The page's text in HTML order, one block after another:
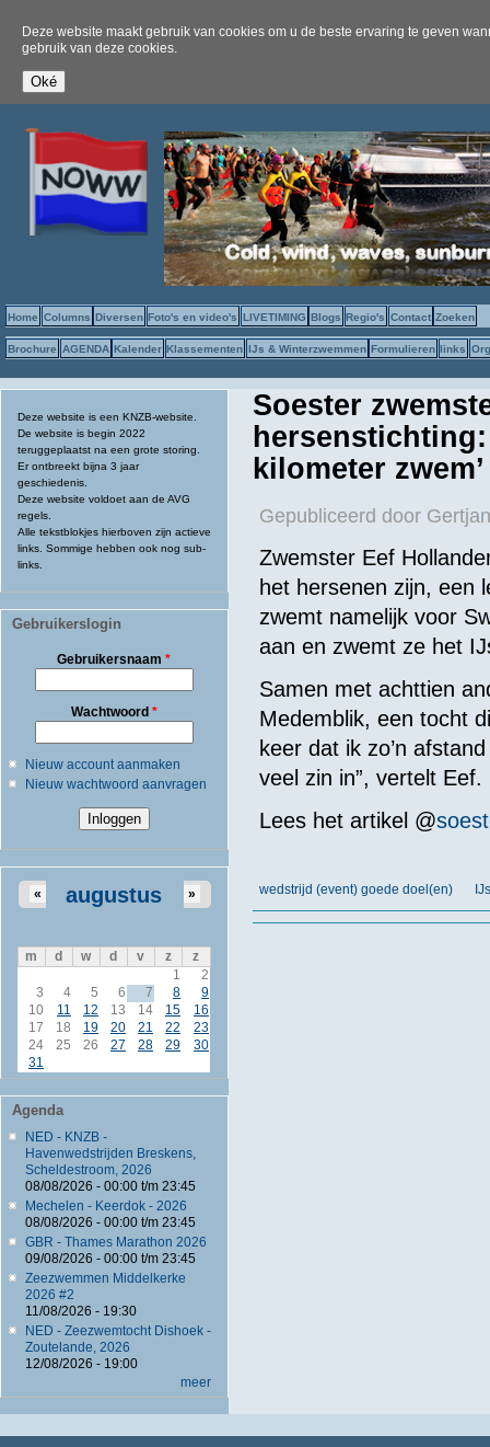
Deze website maakt gebruik van cookies om u de beste ervaring te geven
gebruik van deze cookies.
Home Columns Diversen Foto's en video's LIVETIMING Blogs Regio's Contact Zoeken
Brochure AGENDA Kalender Klassementen IJs & Winterzwemmen Formulieren links
Deze website is een KNZB-website.
De website is begin 2022
teruggeplaatst na een grote storing.
Er ontbreekt bijna 3 jaar
geschiedenis.
Deze website voldoet aan de AVG
regels.
Alle tekstblokjes hierboven zijn actieve
links. Sommige hebben ook nog sub-
links.
Gebruikerslogin
Gebruikersnaam*
Wachtwoord *
Nieuw account aanmaken
Nieuw wachtwoord aanvragen
augustus
« »
m d w d v z
z
1
2
3
4 5 6 7 8
9
10
11 12 13 14 15
16
17
18 19 20 21 22
23
24
25 26 27 28 29
30
31
Agenda
NED - KNZB -
Havenwedstrijden Breskens,
Scheldestroom, 2026
08/08/2026 - 00:00t/m 23:45
Mechelen - Keerdok - 2026
08/08/2026 - 00:00t/m 23:45
GBR - Thames Marathon 2026
09/08/2026 - 00:00t/m 23:45
Zeezwemmen Middelkerke
2026 #2
11/08/2026 - 19:30
NED - Zeezwemtocht Dishoek -
Zoutelande, 2026
12/08/2026 - 19:00
meer
Soester
kilometer zwem’
Gepubliceerd door
Zwemster Eef
het hersenen zijn, een
zwemt namelijk voor
aan en zwemt ze het
Samen met achttien
Medemblik, een tocht
keerdat ik zo’n afstand
veel zin in”, vertelt Eef.
Lees het artikel @
wedstrijd (event) goede doel(en)